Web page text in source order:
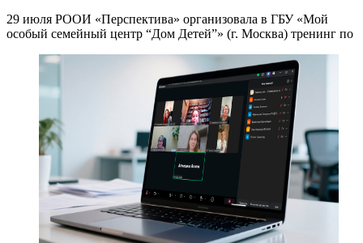
29 июля РООИ «Перспектива» организовала в ГБУ «Мой
особый семейный центр “Дом Детей”» (г. Москва) тренинг по